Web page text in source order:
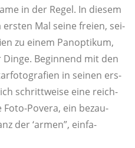
in der Regel. In die­sem
ers­ten Mal sei­ne frei­en, sei­
zu einem Pan­op­ti­kum,
Begin­nend mit den
in sei­nen ers­
schritt­wei­se eine reich­
Pove­ra, ein bezau­
der ‘armen”, ein­fa­